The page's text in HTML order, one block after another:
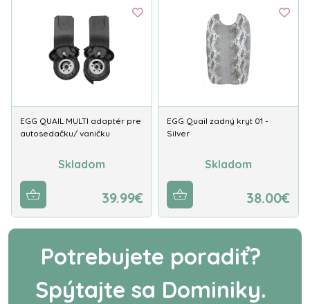
EGG QUAIL MULTI adaptér pre
autosedačku/ vaničku
Skladom
39.99€
EGG Quail zadný kryt 01 -
Silver
Skladom
38.00€
Potrebujete poradiť?
Spýtajte sa Dominiky.